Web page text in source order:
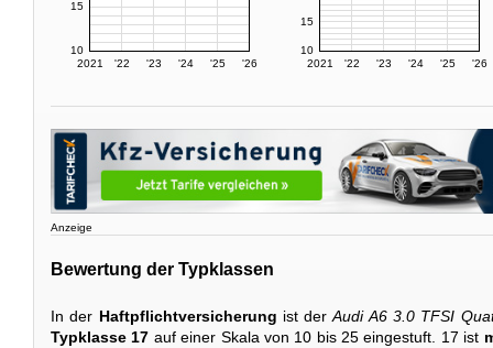
2021 '22 '23 '24 '25 '26
10
15
2021 '22 '23 '24 '25 '26
10
15
Anzeige
Bewertung der Typklassen
In der Haftpflichtversicherung ist derAudi A6 3.0 TFSI
Typklasse 17 auf einer Skala von 10 bis 25 eingestuft. 17 ist